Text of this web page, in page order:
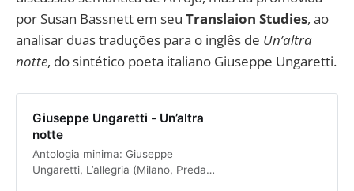
por Susan Bassnett em seu Translaion Studies, ao
analisar duas traduções para o inglês de Un’altra
notte, do sintético poeta italiano Giuseppe Ungaretti.
Giuseppe Ungaretti - Un’altra
notte
Antologia minima: Giuseppe
Ungaretti, L’allegria (Milano, Preda